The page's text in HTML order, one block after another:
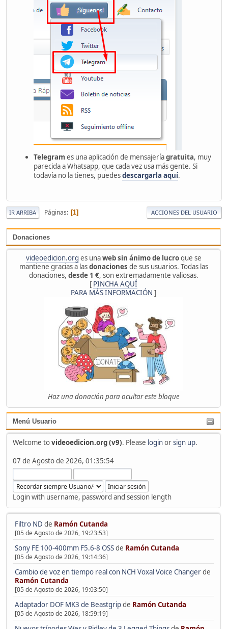
Donaciones
videoedicion.org es unaweb sin ánimo de lucroque se
mantiene gracias a lasdonaciones de sus usuarios. Todas las
donaciones, desde 1 €, son extremadamente valiosas.
[ PINCHA AQUÍ
PARA MÁS INFORMACIÓN ]
Haz una donación para ocultar este bloque
Menú Usuario
Welcome tovideoedicion.org (v9). Please loginorsign up.
07 de Agosto de 2026, 01:35:54
Login with username, password and session length
Filtro ND de Ramón Cutanda
[05 de Agosto de 2026, 19:23:53]
Sony FE 100-400mm F5.6-8 OSSde Ramón Cutanda
[05 de Agosto de 2026, 19:14:36]
Cambio de voz en tiempo real con NCH Voxal Voice Changerde
Ramón Cutanda
[05 de Agosto de 2026, 19:03:50]
Adaptador DOF MK3 de Beastgripde Ramón Cutanda
[05 de Agosto de 2026, 18:59:19]
Telegram es una aplicación de mensajeríagratuita, muy
parecida a Whatsapp, que cada vez usa más gente. Si
todavía no la tienes, puedesdescargarla aquí.
IR ARRIBA Páginas 1 ACCIONES DEL USUARIO